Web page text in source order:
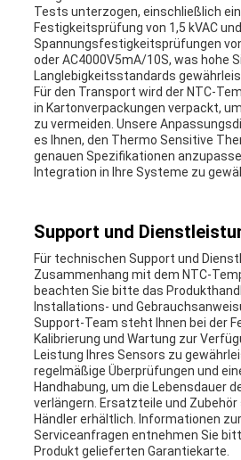
Tests unterzogen, einschließlich
Festigkeitsprüfung von 1,5 kVAC und
Spannungsfestigkeitsprüfungen
oder AC4000V5mA/10S, was hohe
Langlebigkeitsstandards
Für den Transport wird der NTC-
in Kartonverpackungen verpackt,
zu vermeiden. Unsere
es Ihnen, den Thermo Sensitive
genauen Spezifikationen
Integration in Ihre Systeme zu
Support und
Für technischen Support und
Zusammenhang mit dem NTC-
beachten Sie bitte das
Installations- und
Support-Team steht Ihnen bei der
Kalibrierung und Wartung zur
Leistung Ihres Sensors zu
regelmäßige Überprüfungen und
Handhabung, um die Lebensdauer
verlängern. Ersatzteile und
Händler erhältlich. Informationen
Serviceanfragen entnehmen Sie
Produkt gelieferten Garantiekarte.